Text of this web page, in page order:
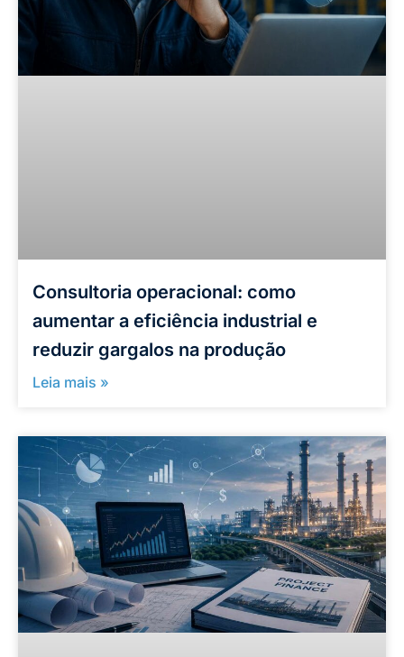
Consultoria operacional: como
aumentar a eficiência industrial e
reduzir gargalos na produção
Leia mais »